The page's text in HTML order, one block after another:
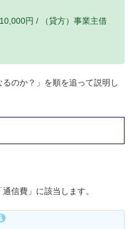
円 / （貸方）事業主借
のか？」を順を追って説明し
信費」に該当します。